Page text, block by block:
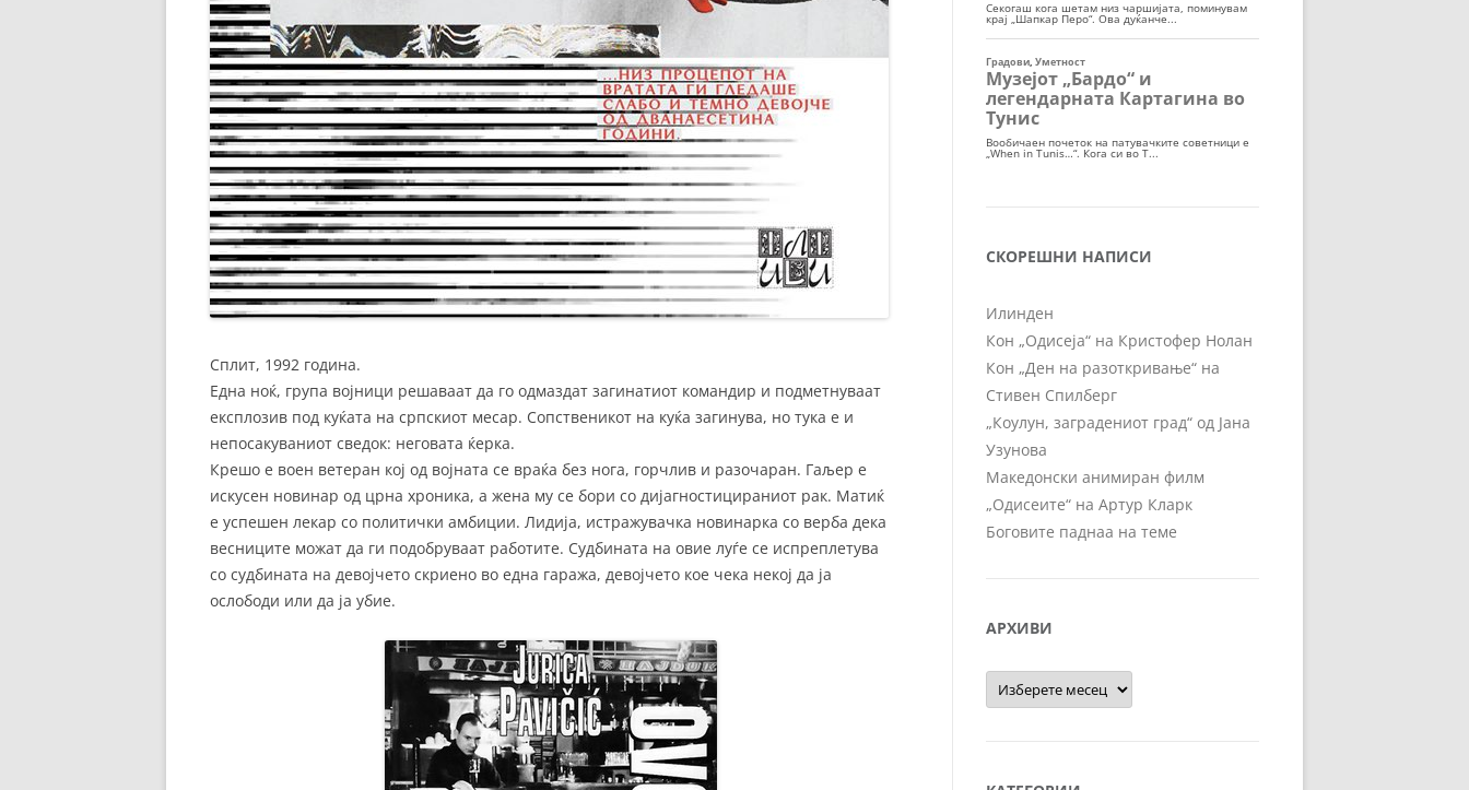
Сплит, 1992 година.
Една ноќ, група војници решаваат да го одмаздат загинатиот командир и подметнуваат
експлозив под куќата на српскиот месар. Сопственикот на куќа загинува, но тука е и
непосакуваниот сведок: неговата ќерка.
Крешо е воен ветеран кој од војната се враќа без нога, горчлив и разочаран. Гаљер е
искусен новинар од црна хроника, а жена му се бори со дијагностицираниот рак. Матиќ
е успешен лекар со политички амбиции. Лидија, истражувачка новинарка со верба дека
весниците можат да ги подобруваат работите. Судбината на овие луѓе се испреплетува
со судбината на девојчето скриено во една гаража, девојчето кое чека некој да ја
ослободи или да ја убие.
СКОРЕШНИ НАПИСИ
Илинден
Кон „Одисеја“ на Кристофер Нолан
Кон „Ден на разоткривање“ на
Стивен Спилберг
„Коулун, заградениот град“ од Јана
Узунова
Македонски анимиран филм
„Одисеите“ на Артур Кларк
Боговите паднаа на теме
АРХИВИ
Архиви